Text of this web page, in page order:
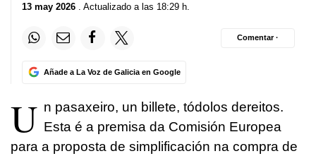
13 may 2026 . Actualizado a las 18:29 h.
Añade a La Voz de Galicia en Google
Comentar ·
U n pasaxeiro, un billete, tódolos dereitos.
Esta é a premisa da Comisión Europea
para a proposta de simplificación na compra de